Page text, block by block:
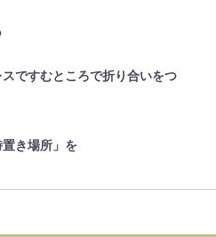
スですむところで折り合いをつ
置き場所」を